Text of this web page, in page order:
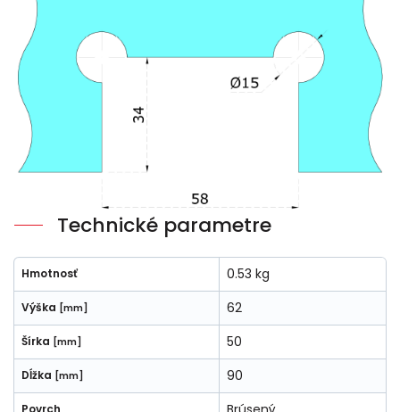
Technické parametre
Hmotnosť 0.53 kg
Výška [mm] 62
Šírka [mm] 50
Dĺžka [mm] 90
Povrch